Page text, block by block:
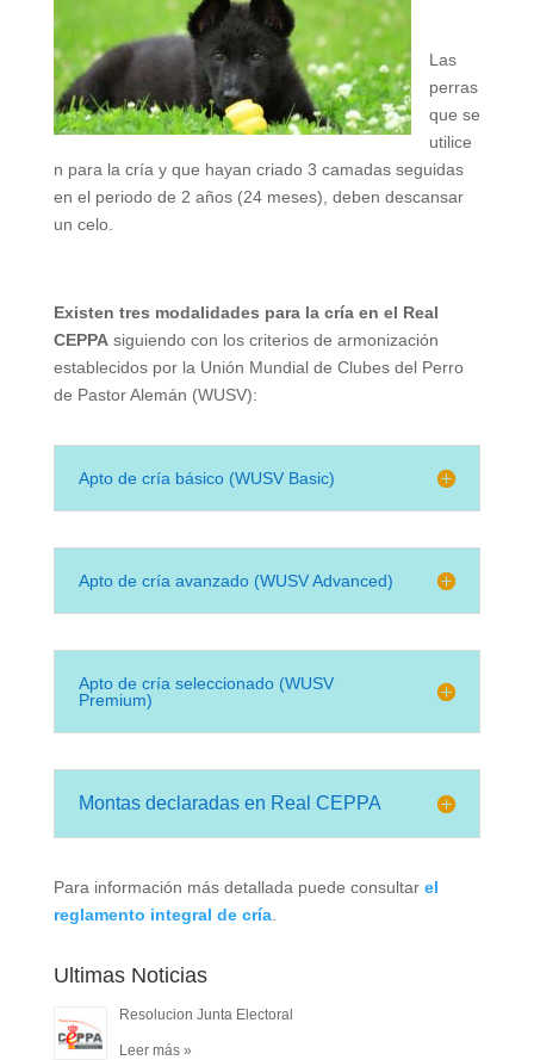
Las
perras
que se
utilice
n para la cría y que hayan criado 3 camadas seguidas
en el periodo de 2 años (24 meses), deben descansar
un celo.
Existen tres modalidades para la cría en el Real
CEPPAsiguiendo con los criterios de armonización
establecidos por la Unión Mundial de Clubes del Perro
de Pastor Alemán (WUSV):
Apto de cría básico (WUSV Basic)
Apto de cría avanzado (WUSV Advanced)
Apto de cría seleccionado (WUSV
Premium)
Montas declaradas en Real CEPPA
Para información más detallada puede consultar el
reglamento integral de cría.
Ultimas Noticias
Resolucion Junta Electoral
Leer más »